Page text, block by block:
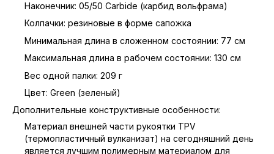
Наконечник: 05/50 Carbide (карбид вольфрама)
Колпачки: резиновые в форме сапожка
Минимальная длина в сложенном состоянии: 77 см
Максимальная длина в рабочем состоянии: 130 см
Вес одной палки: 209 г
Цвет: Green (зеленый)
Дополнительные конструктивные особенности:
Материал внешней части рукоятки TPV
(термопластичный вулканизат) на сегодняшний день
является лучшим полимерным материалом для